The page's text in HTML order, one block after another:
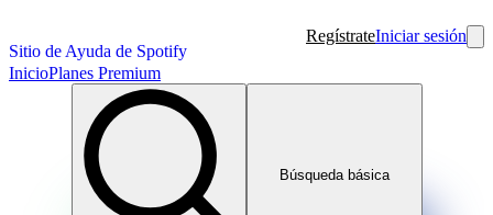
Sitio de Ayuda de Spotify
RegístrateIniciar sesión
InicioPlanes Premium
Búsqueda básica